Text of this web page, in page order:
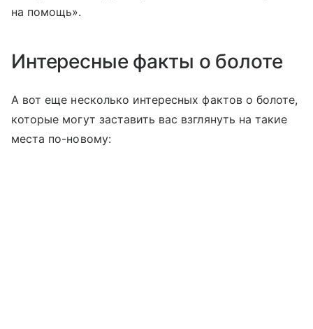
на помощь».
Интересные факты о болоте
А вот еще несколько интересных фактов о болоте,
которые могут заставить вас взглянуть на такие
места по-новому: